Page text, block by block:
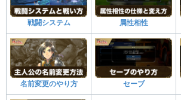
戦闘システム 属性相性
名前変更のやり方 セーブ